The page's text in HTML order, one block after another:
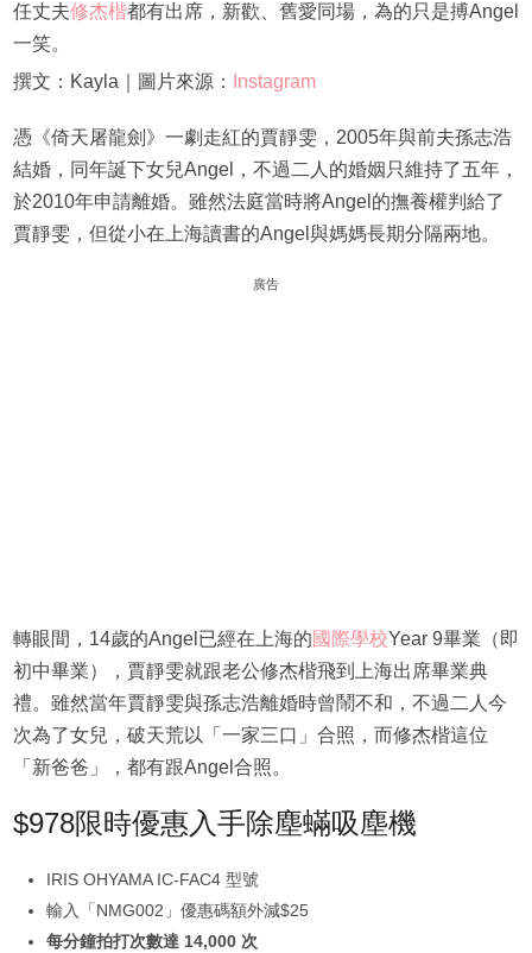
任丈夫修杰楷都有出席，新歡、舊愛同場，為的只是搏Angel
一笑。
撰文：Kayla｜圖片來源：
Instagram
憑《倚天屠龍劍》一劇走紅的賈靜雯，2005年與前夫孫志浩
結婚，同年誕下女兒Angel，不過二人的婚姻只維持了五年，
於2010年申請離婚。雖然法庭當時將Angel的撫養權判給了
賈靜雯，但從小在上海讀書的Angel與媽媽長期分隔兩地。
廣告
轉眼間，14歲的Angel已經在上海的國際學校Year 9畢業（即
初中畢業），賈靜雯就跟老公修杰楷飛到上海出席畢業典
禮。雖然當年賈靜雯與孫志浩離婚時曾鬧不和，不過二人今
次為了女兒，破天荒以「一家三口」合照，而修杰楷這位
「新爸爸」，都有跟Angel合照。
$978限時優惠入手除塵蟎吸塵機
IRIS OHYAMA IC-FAC4 型號
輸入「NMG002」優惠碼額外減$25
每分鐘拍打次數達 14,000 次